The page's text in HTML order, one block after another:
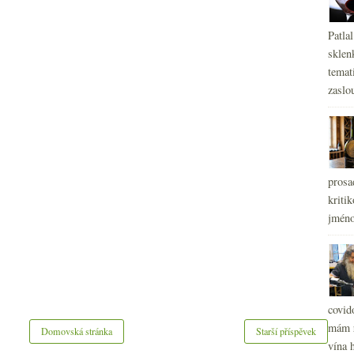
Starší příspěvek
Domovská stránka
mám
vína